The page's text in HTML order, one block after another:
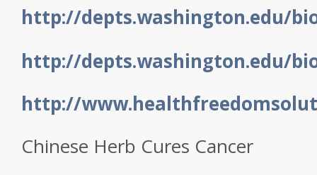
http://depts.washington.edu/
http://depts.washington.edu/
http://
Chinese Herb Cures Cancer